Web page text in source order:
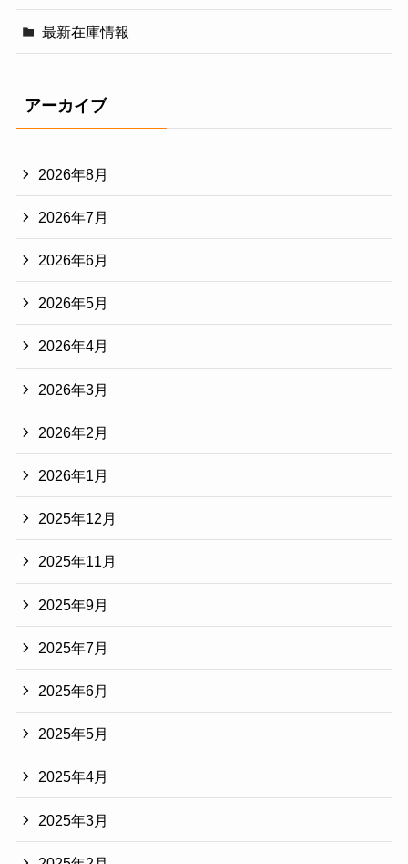
最新在庫情報
アーカイブ
2026年8月
2026年7月
2026年6月
2026年5月
2026年4月
2026年3月
2026年2月
2026年1月
2025年12月
2025年11月
2025年9月
2025年7月
2025年6月
2025年5月
2025年4月
2025年3月